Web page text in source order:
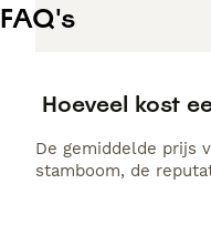
FAQ's
Hoeveel kost
De gemiddelde prijs
stamboom, de